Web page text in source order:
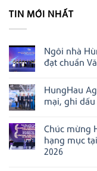
TIN MỚI NHẤT
Ngôi nhà
đạt chuẩn
bình
luận
ở
Hùng
Hậu
đạt
danh
HungHau
mại, ghi dấu
bình
luận
ở
HungHau
Chúc mừng
hạng mục
2026